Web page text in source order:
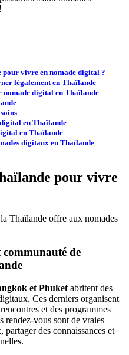
vivre en nomade digital ?
légalement en Thaïlande
digital en Thaïlande
en Thaïlande
en Thaïlande
digitaux en Thaïlande
pour vivre
Thaïlande offre aux nomades
communauté de
et Phuket abritent des
Ces derniers organisent
et des programmes
rendez-vous sont de vraies
partager des connaissances et